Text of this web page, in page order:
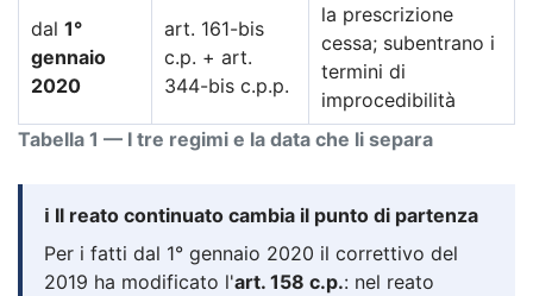
Tabella 1 — I tre regimi e la data che li separa
dal 1°
gennaio
2020
art. 161-bis
c.p. + art.
344-bis c.p.p.
la prescrizione
cessa; subentrano i
termini di
improcedibilità
ℹ️ Il reato continuato cambia il punto di partenza
Per i fatti dal 1° gennaio 2020 il correttivo del
2019 ha modificato l'art. 158 c.p.: nel reato